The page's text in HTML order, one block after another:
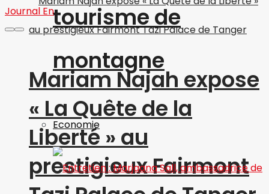
Mariam Najah expose
« La Quête de la
Liberté » au
prestigieux Fairmont
tourisme de
montagne
Economie
Journal En